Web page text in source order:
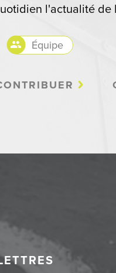
l'actualité de
Équipe